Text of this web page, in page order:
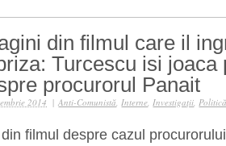
din filmul care il
Turcescu isi joaca
procurorul Panait
| Anti-Comunistă,Interne,Investigaţii,
2014
filmul despre cazul